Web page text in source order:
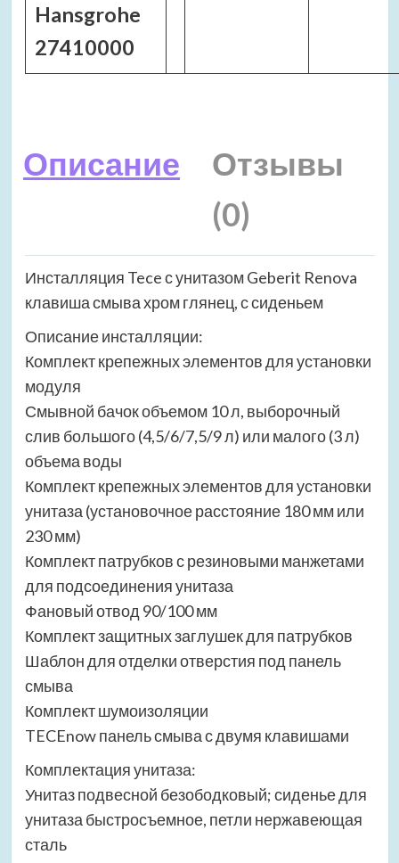
Hansgrohe
27410000
Описание
Отзывы
(0)
Инсталляция Tece с унитазом Geberit Renova
клавиша смыва хром глянец, с сиденьем
Описание инсталляции:
Комплект крепежных элементов для установки
модуля
Смывной бачок объемом 10 л, выборочный
слив большого (4,5/6/7,5/9 л) или малого (3 л)
объема воды
Комплект крепежных элементов для установки
унитаза (установочное расстояние 180 мм или
230 мм)
Комплект патрубков с резиновыми манжетами
для подсоединения унитаза
Фановый отвод 90/100 мм
Комплект защитных заглушек для патрубков
Шаблон для отделки отверстия под панель
смыва
Комплект шумоизоляции
TECEnow панель смыва с двумя клавишами
Комплектация унитаза:
Унитаз подвесной безободковый; сиденье для
унитаза быстросъемное, петли нержавеющая
сталь